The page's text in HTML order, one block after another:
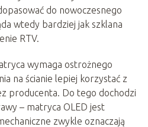
do nowoczesnego
wtedy bardziej jak szklana
RTV.
wymaga ostrożnego
na ścianie lepiej korzystać z
producenta. Do tego dochodzi
– matryca OLED jest
zwykle oznaczają